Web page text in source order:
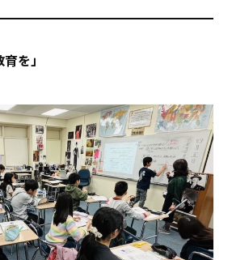
を」